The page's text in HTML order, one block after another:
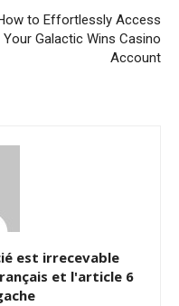
to Effortlessly Access
Your Galactic Wins Casino
Account
est irrecevable
et l'article 6